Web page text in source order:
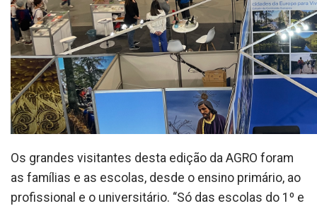
Os grandes visitantes desta edição da AGRO foram
as famílias e as escolas, desde o ensino primário, ao
profissional e o universitário. “Só das escolas do 1º e